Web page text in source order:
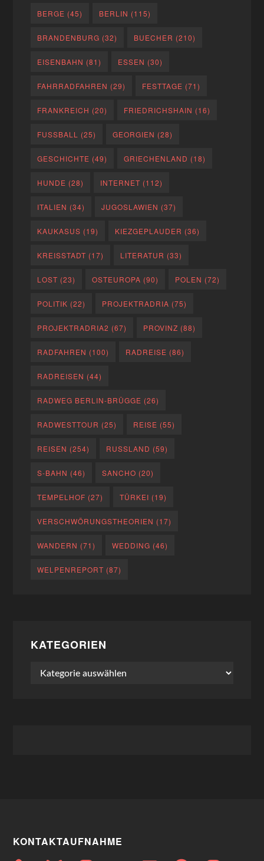
BERGE (45) BERLIN (115)
BRANDENBURG (32) BUECHER (210)
EISENBAHN (81) ESSEN (30)
FAHRRADFAHREN (29) FESTTAGE (71)
FRANKREICH (20) FRIEDRICHSHAIN (16)
FUSSBALL (25) GEORGIEN (28)
GESCHICHTE (49) GRIECHENLAND (18)
HUNDE (28) INTERNET (112)
ITALIEN (34) JUGOSLAWIEN (37)
KAUKASUS (19) KIEZGEPLAUDER (36)
KREISSTADT (17) LITERATUR (33)
LOST (23) OSTEUROPA (90) POLEN (72)
POLITIK (22) PROJEKTRADRIA (75)
PROJEKTRADRIA2 (67) PROVINZ (88)
RADFAHREN (100) RADREISE (86)
RADREISEN (44)
RADWEG BERLIN-BRÜGGE (26)
RADWESTTOUR (25) REISE (55)
REISEN (254) RUSSLAND (59)
S-BAHN (46) SANCHO (20)
TEMPELHOF (27) TÜRKEI (19)
VERSCHWÖRUNGSTHEORIEN (17)
WANDERN (71) WEDDING (46)
WELPENREPORT (87)
KATEGORIEN
Kategorien
KONTAKTAUFNAHME